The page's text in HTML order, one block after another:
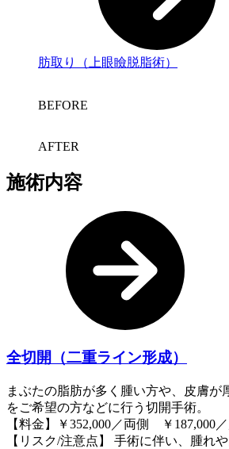
肪取り（上眼瞼脱脂術）
BEFORE
AFTER
施術内容
全切開（二重ライン形成）
まぶたの脂肪が多く腫い方や、皮膚が
をご希望の方などに行う切開手術。
【料金】￥352,000／両側 ￥187,000
【リスク/注意点】 手術に伴い、腫れ